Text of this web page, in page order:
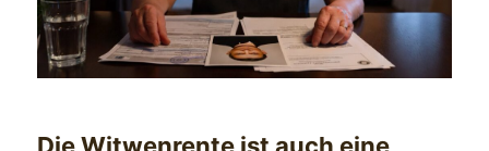
Die Witwenrente ist auch eine